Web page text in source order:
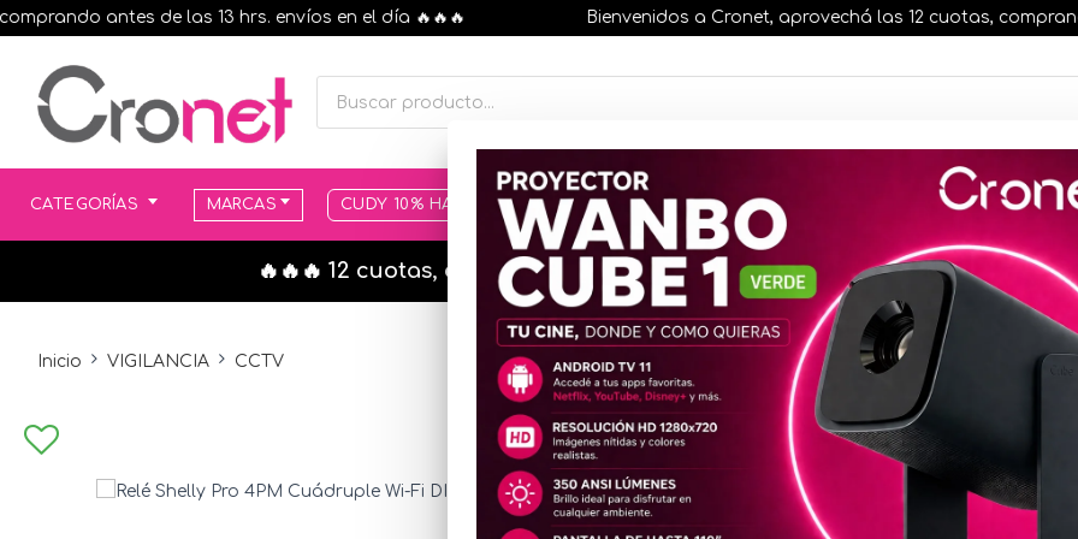
antes de las 13 hrs. envíos en el día 🔥🔥🔥 Bienvenidos a Cronet, aprovechá las 12 cuotas, comprando
CATEGORÍAS MARCAS CUDY 10% HASTA AGOTAR STOCK MOVILIDAD ELÉCTRICA 25% OFF
🔥🔥🔥 12 cuotas, en todos nuestros artículos, comprando antes de las 13
Inicio VIGILANCIA CCTV
Relé
Fi DIN